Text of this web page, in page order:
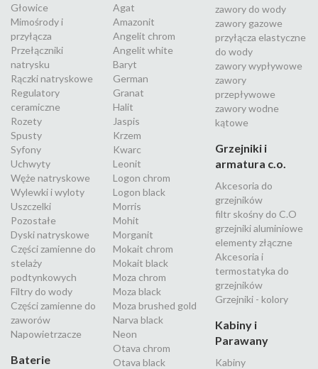
Głowice
Mimośrody i
przyłącza
Przełączniki
natrysku
Rączki natryskowe
Regulatory
ceramiczne
Rozety
Spusty
Syfony
Uchwyty
Węże natryskowe
Wylewki i wyloty
Uszczelki
Pozostałe
Dyski natryskowe
Części zamienne do
stelaży
podtynkowych
Filtry do wody
Części zamienne do
zaworów
Napowietrzacze
Baterie
Agat
Amazonit
Angelit chrom
Angelit white
Baryt
German
Granat
Halit
Jaspis
Krzem
Kwarc
Leonit
Logon chrom
Logon black
Morris
Mohit
Morganit
Mokait chrom
Mokait black
Moza chrom
Moza black
Moza brushed gold
Narva black
Neon
Otava chrom
Otava black
zawory do wody
zawory gazowe
przyłącza elastyczne
do wody
zawory wypływowe
zawory
przepływowe
zawory wodne
kątowe
Grzejniki i
armatura c.o.
Akcesoria do
grzejników
filtr skośny do C.O
grzejniki aluminiowe
elementy złączne
Akcesoria i
termostatyka do
grzejników
Grzejniki - kolory
Kabiny i
Parawany
Kabiny